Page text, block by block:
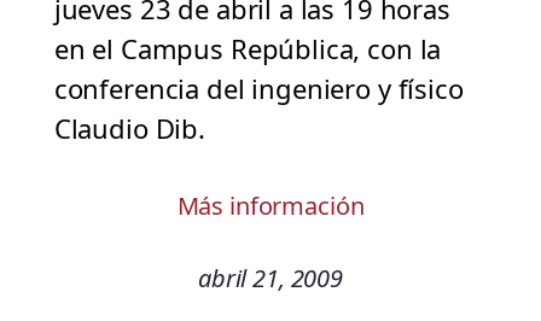
jueves 23 de abril a las 19 horas
en el Campus República, con la
conferencia del ingeniero y físico
Claudio Dib.
Más información
abril 21, 2009